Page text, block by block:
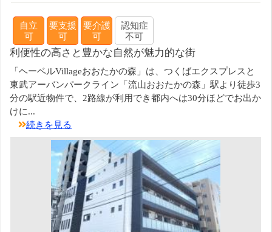
自立
可
要支援
可
要介護
可
認知症
不可
利便性の高さと豊かな自然が魅力的な街
「ヘーベルVillageおおたかの森」は、つくばエクスプレスと
東武アーバンパークライン「流山おおたかの森」駅より徒歩3
分の駅近物件で、2路線が利用でき都内へは30分ほどでお出か
けに...
続きを見る